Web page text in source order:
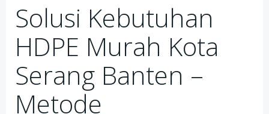
Solusi Kebutuhan
HDPE Murah Kota
Serang Banten –
Metode